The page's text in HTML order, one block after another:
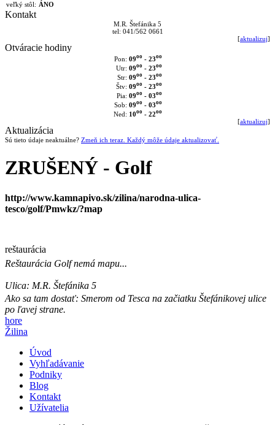
veľký stôl: ÁNO
Kontakt
M.R. Štefánika 5
tel: 041/562 0661
[aktualizuj]
Otváracie hodiny
Pon: 09oo- 23oo
Utr: 09oo- 23oo
Str: 09oo- 23oo
Štv: 09oo- 23oo
Pia: 09oo- 03oo
Sob: 09oo- 03oo
Ned: 10oo- 22oo
[aktualizuj]
Aktualizácia
Sú tieto údaje neaktuálne? Zmeň ich teraz. Každý môže údaje aktualizovať.
ZRUŠENÝ - Golf
http://www.kamnapivo.sk/zilina/narodna-ulica-
tesco/golf/Pmwkz/?map
reštaurácia
Reštaurácia Golfnemá mapu...
Ulica: M.R. Štefánika 5
Ako sa tam dostať: Smerom od Tesca na začiatku Štefánikovej ulice
po ľavej strane.
hore
Žilina
Úvod
Vyhľadávanie
Podniky
Blog
Kontakt
Užívatelia